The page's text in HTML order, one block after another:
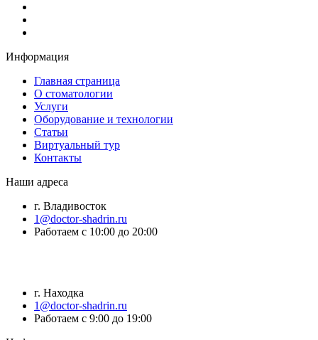
Информация
Главная страница
О стоматологии
Услуги
Оборудование и технологии
Статьи
Виртуальный тур
Контакты
Наши адреса
г. Владивосток
1@doctor-shadrin.ru
Работаем с 10:00 до 20:00
г. Находка
1@doctor-shadrin.ru
Работаем с 9:00 до 19:00